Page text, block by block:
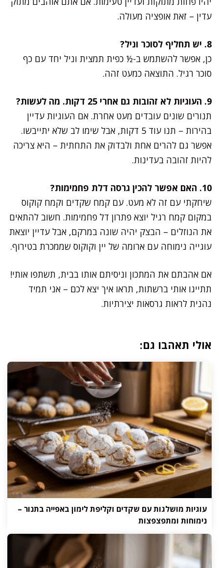
עדין – זאת אופציה מעולה.
8. יש תחליף לסוכר וניל?
כן, אפשר להשתמש ב-½ כפית תמצית וניל יחד עם כף
סוכר רגיל. התוצאה כמעט זהה.
9. העוגיות לא זהובות גם אחרי 25 דקות. מה לעשות?
תנורים שונים עובדים מעט אחרת. אם העוגיות עדיין
בהירות – תנו עוד 5 דקות, אבל שימו לב שלא יתייבשו.
אפשר גם להרים אחת ולבדוק את התחתית – היא צריכה
להיות זהובה בעדינות.
10. האם אפשר להכין גרסה דלת פחמימות?
שיחקתי עם זה לא מעט. עם קמח שקדים וקמח קוקוס
במקום קמח רגיל יוצא פתרון דל פחמימות. חשוב להתאים
את הנוזלים – הבצק יהיה שונה במרקם, אבל עדיין יוצאת
עוגייה נימוחה עם ארומה של יין וקוקוס שממכרת בטירוף.
אם אהבתם את המתכון וניסיתם אותו בבית, תשתפו אותי!
תתייגו אותי ברשתות, תראו איך יצא לכם – אני תמיד
נהנית לראות גרסאות יצירתיות.
אולי תאהבו גם:
עוגיות מושלגות עם שקדים וקליפת לימון באפייה בתנור –
נימוחות ומתפצפצות